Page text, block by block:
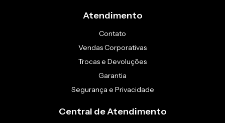
Atendimento
Contato
Vendas Corporativas
Trocas e Devoluções
Garantia
Segurança e Privacidade
Central de Atendimento